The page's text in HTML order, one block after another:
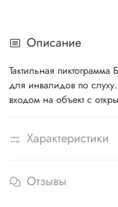
Описание
Тактильная пиктограмма
для инвалидов по слуху.
входом на объект с
Характеристики
Отзывы